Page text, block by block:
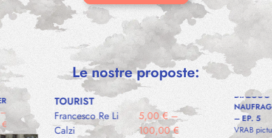
Le nostre proposte:
TOURIST
Francesco Re Li
Calzi
5,00€–
100,00€
– EP. 5
VRAB
€